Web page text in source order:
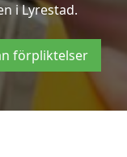
i Lyrestad.
förpliktelser